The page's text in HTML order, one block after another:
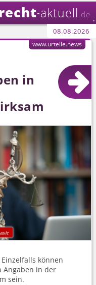
-aktuell .de
08.08.2026
in
können
Angaben in der
sein.
www.urteile.news